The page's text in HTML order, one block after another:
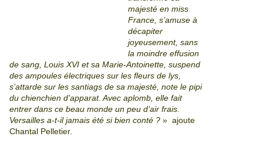
majesté en miss
France, s’amuse à
décapiter
joyeusement, sans
la moindre effusion
de sang, Louis XVI et sa Marie-Antoinette, suspend
des ampoules électriques sur les fleurs de lys,
s’attarde sur les santiags de sa majesté, note le pipi
du chienchien d’apparat. Avec aplomb, elle fait
entrer dans ce beau monde un peu d’air frais.
Versailles a-t-il jamais été si bien conté ? » ajoute
Chantal Pelletier.